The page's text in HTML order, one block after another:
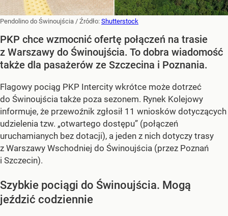
Pendolino do Świnoujścia / Źródło: Shutterstock
PKP chce wzmocnić ofertę połączeń na trasie
z Warszawy do Świnoujścia. To dobra wiadomość
także dla pasażerów ze Szczecina i Poznania.
Flagowy pociąg PKP Intercity wkrótce może dotrzeć
do Świnoujścia także poza sezonem. Rynek Kolejowy
informuje, że przewoźnik zgłosił 11 wniosków dotyczących
udzielenia tzw. „otwartego dostępu” (połączeń
uruchamianych bez dotacji), a jeden z nich dotyczy trasy
z Warszawy Wschodniej do Świnoujścia (przez Poznań
i Szczecin).
Szybkie pociągi do Świnoujścia. Mogą
jeździć codziennie